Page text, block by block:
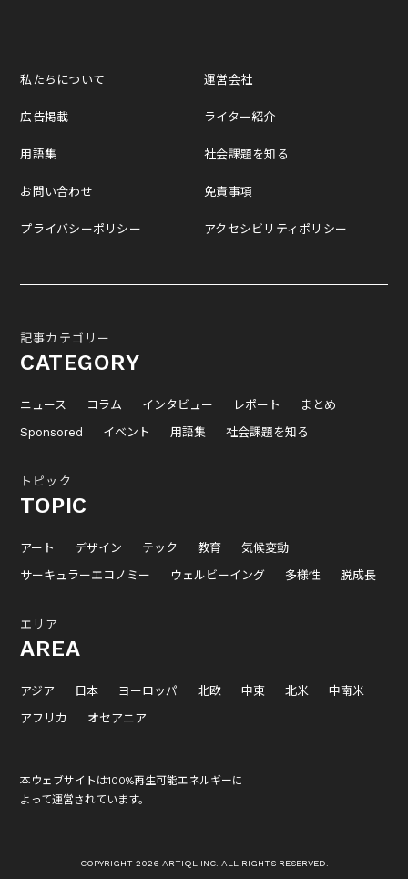
私たちについて
広告掲載
用語集
お問い合わせ
プライバシーポリシー
運営会社
ライター紹介
社会課題を知る
免責事項
アクセシビリティポリシー
記事カテゴリー
CATEGORY
ニュース コラム インタビュー レポート
まとめ
Sponsored
イベント 用語集 社会課題を知る
トピック
TOPIC
アート デザイン テック 教育
気候変動
サーキュラーエコノミー
ウェルビーイング 多様性 脱成長
エリア
AREA
アジア 日本 ヨーロッパ 北欧 中東 北米
中南米
アフリカ
オセアニア
本ウェブサイトは100%再生可能エネルギーに
よって運営されています。
COPYRIGHT 2026 ARTIQL INC. ALL RIGHTS RESERVED.